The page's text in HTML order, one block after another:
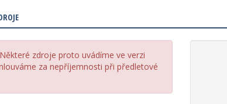
zdroje proto uvádíme ve verzi
za nepříjemnosti při předletové